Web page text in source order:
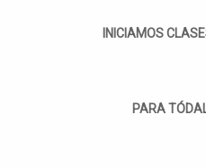
INICIAMOS
PARA